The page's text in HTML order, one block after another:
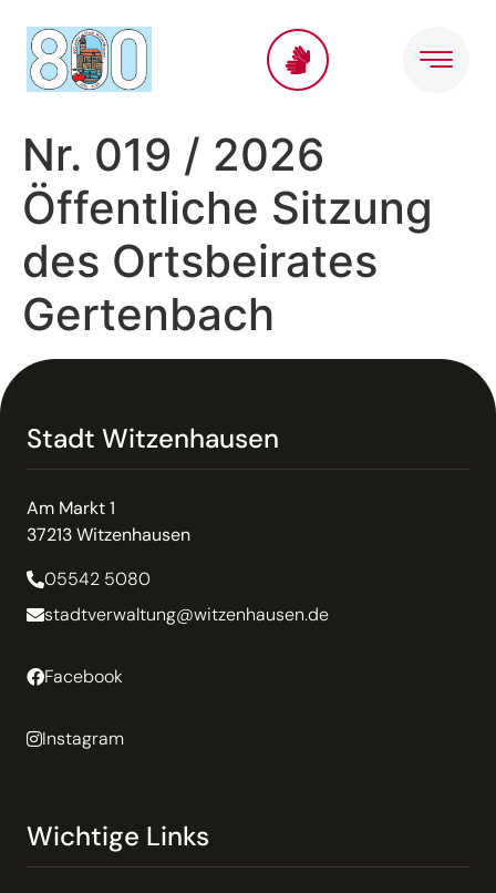
springen
Nr. 019 / 2026
Öffentliche Sitzung
des Ortsbeirates
Gertenbach
Stadt Witzenhausen
Am Markt 1
37213 Witzenhausen
05542 5080
stadtverwaltung@witzenhausen.de
Facebook
Instagram
Wichtige Links